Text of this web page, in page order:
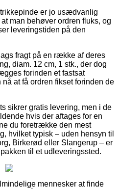
er jo usædvanlig
man behøver ordren fluks, og
leveringstiden på den
fragt på en række af deres
diam. 12 cm, 1 stk., der dog
forinden et fastsat
at få ordren fikset forinden de
sikrer gratis levering, men i de
hvis der aftages for en
du foretrække den mest
hvilket typisk – uden hensyn til
Birkerød eller Slangerup – er
til et udleveringssted.
mennesker at finde